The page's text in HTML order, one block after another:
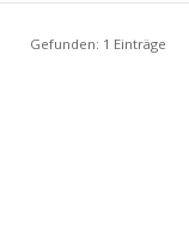
Gefunden: 1 Einträge